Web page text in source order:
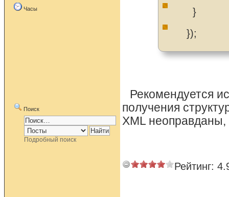
Часы
Поиск
Подробный поиск
}
});
Рекомендуется
получения
XML неоправданы,
Рейтинг: